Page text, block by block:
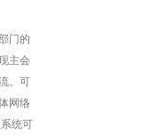
门的
主会
。可
网络
统可